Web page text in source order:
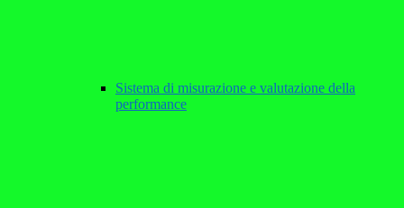
Sistema di misurazione e valutazione della
performance